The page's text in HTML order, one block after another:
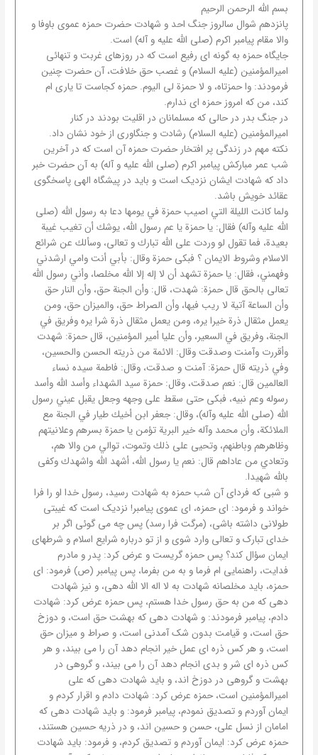
بسم الله الرحمن الرحیم
پانزدهم شوال سالروز جنگ احد و شهادت حضرت حمزه عموی باوفا و
والا مقام پیامبر اکرم (صلی الله علیه و آله) است.
جایگاه حمزه به گونه ای رفیع است که در روزهای غربت و تنهائی
امیرالمؤمنین (علیه السلام) و غصب حق خلافت، آن حضرت چنین
فرمودند: وا حمزتاه، و لا حمزة لی الیوم. حمزه کجاست تا یاری ام
کند، من که امروز حمزه ای ندارم.
در جنگ بدر در حالی که مسلمانان در اقلیت بودند در کنار
امیرالمؤمنین (علیه السلام) رشادت و جنگاوری از خود نشان داد.
نکته مهم در زندگی پر افتخار حضرت حمزه آن است که در آخرین
شب عمر مبارکش پیامبر اکرم (صلی الله علیه و آله) به آن حضرت خبر
داد که شهادت ایشان نزدیک است و باید در پیشگاه الهی پاسخگوی
عقائد خویش باشد.
ولما كانت الليلة التي اصيب حمزة في يومها دعا به رسول الله (صلى
الله عليه وآله) فقال: يا حمزة يا عم رسول الله، يوشك أن تغيب غيبة
بعيدة، فما تقول لو وردت على الله تبارك و تعالى، وسألك عن شرائع
الاسلام وشروط الايمان ؟ فبكى حمزة وقال: بأبي أنت وامي ارشدني
وفهمني، فقال: يا حمزة تشهد أن لا إله إلا الله مخلصا، وأني رسول الله
تعالى بالحق قال حمزة: شهدت، قال: وأن الجنة حق، وأن النار حق
وأن الساعة آتية لا ريب فيها، وأن الصراط حق، والميزان حق، ومن
يعمل مثقال ذرة خيرا يره، ومن يعمل مثقال ذرة شرا يره وفريق في
الجنة، وفريق في السعير، وأن عليا أمير المؤمنين، قال حمزة: شهدت
وأقررت وآمنت وصدقت وقال: الائمة من ذريته الحسن والحسين،
وفي ذريته قال حمزة: آمنت و صدقت، وقال: فاطمة سيده نساء
العالمين قال: نعم صدقت، وقال: حمزة سيد الشهداء وأسد الله وأسد
رسوله وعم نبيه، فبكى حتى سقط على وجهه وجعل يقبل عيني رسول
الله (صلى الله عليه وآله)، وقال: جعفر ابن أخيك طيار في الجنة مع
الملائكة، وأن محمد وآله خير البرية تؤمن يا حمزة بسرهم وعلانيتهم
وظاهرهم وباطنهم، وتحيى على ذلك وتموت، توالي من والا هم،
وتعادي من عاداهم قال: نعم يا رسول الله، أشهد الله واشهدك وكفى
بالله شهيدا.
و شبی که فردای آن شب حمزه به شهادت رسید، رسول خدا او را فرا
خواند و فرمود: ای حمزه، ای عموی پیامبر! نزدیک است که غیبتی
طولانی داشته باشی، (مرگت فرا رسد) پس چه می گوئی اگر بر
خدای تبارک و تعالی وارد شوی و از تو درباره شرایع اسلام و شرطهای
ایمان سؤال کند؟ پس حمزه گریست و عرض کرد: پدر و مادرم
فدایت، راهنمایی ام فرما و به من بفرما، پس پیامبر (ص) فرمود: ای
حمزه، باید مخلصانه شهادت به لا اله الا الله دهی، و نیز شهادت
دهی که من به حق رسول خدا هستم، پس حمزه عرض کرد: شهادت
دادم، پیامبر فرمودند: و شهادت دهی که بهشت حق است، و دوزخ
حق است، و قیامت بدون شک آمدنی است، و صراط و میزان حق
است، و هر کس ذره ای عمل خیر انجام دهد آن را می بیند، و هر
کس ذره ای شر و بدی انجام دهد آن را می بیند، و گروهی در
بهشت و گروهی در دوزخ اند، و باید شهادت دهی که علی
امیرالمؤمنین است، حمزه عرض کرد: شهادت دادم و اقرار کردم و
ایمان آوردم و تصدیق نمودم، پیامبر فرمود: و باید شهادت دهی که
امامان از نسل علی، حسن و حسین اند، و در ذریه حسین هستند،
حمزه عرض کرد: ایمان آوردم و تصدیق کردم، و فرمود: باید شهادت